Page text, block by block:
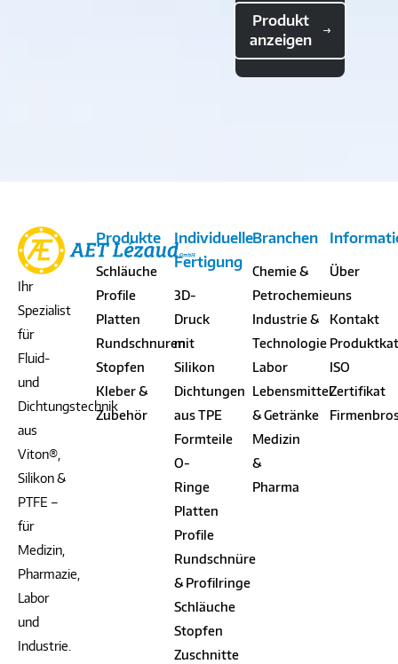
Produkt
anzeigen
Ihr
Spezialist
für
Fluid-
und
Dichtungstechnik
aus
Viton®,
Silikon &
PTFE –
für
Medizin,
Pharmazie,
Labor
und
Industrie.
Produkte
Schläuche
Profile
Platten
Rundschnuren
Stopfen
Kleber &
Zubehör
Individuelle
Fertigung
3D-
Druck
mit
Silikon
Dichtungen
aus TPE
Formteile
O-
Ringe
Platten
Profile
Rundschnüre
& Profilringe
Schläuche
Stopfen
Zuschnitte
Branchen
Chemie &
Petrochemie
Industrie &
Technologie
Labor
Lebensmittel
& Getränke
Medizin
&
Pharma
Über
uns
Kontakt
ISO
Zertifikat